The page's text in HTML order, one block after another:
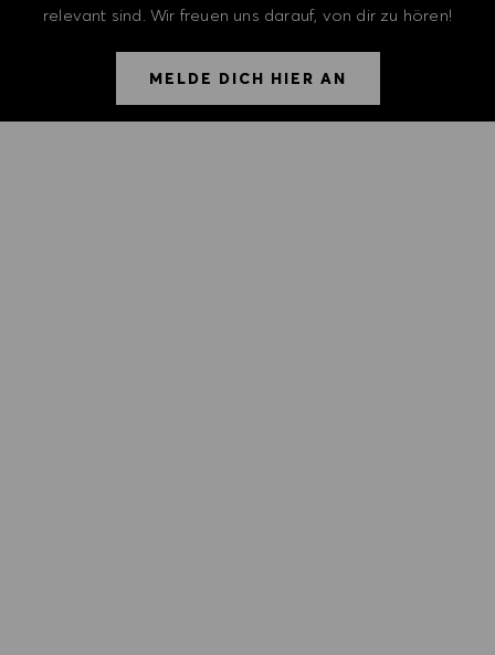
relevant sind. Wir freuen uns darauf, von dir zu hören!
MELDE DICH HIER AN